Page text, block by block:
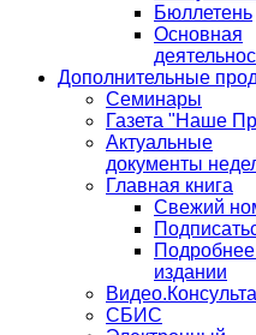
Бюллетень
Основная
Дополнительные
Семинары
Газета "Наше
Актуальные
документы
Главная книга
Свежий
издании
СБИС